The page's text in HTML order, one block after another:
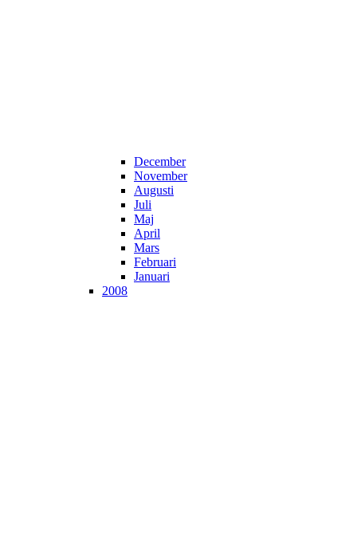
December
November
Augusti
Juli
Maj
April
Mars
Februari
Januari
2008